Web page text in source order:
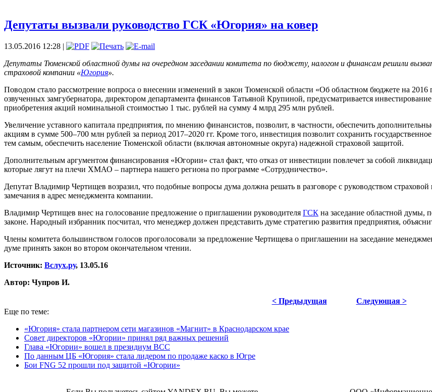
Депутаты вызвали руководство ГСК «Югория» на ковер
13.05.2016 12:28 |
Депутаты Тюменской областной думы на очередном заседании комитета по бюджету, налогом и финансам решили
страховой компании «Югория».
Поводом стало рассмотрение вопроса о внесении изменений в закон Тюменской области «Об областном бюджете на
озвученных замгубернатора, директором департамента финансов Татьяной Крупиной, предусматривается
приобретения акций номинальной стоимостью 1 тыс. рублей на сумму 4 млрд 295 млн рублей.
Увеличение уставного капитала предприятия, по мнению финансистов, позволит, в частности, обеспечить
акциям в сумме 500–700 млн рублей за период 2017–2020 гг. Кроме того, инвестиция позволит сохранить
тем самым, обеспечить население Тюменской области (включая автономные округа) надежной страховой защитой.
Дополнительным аргументом финансирования «Югории» стал факт, что отказ от инвестиции повлечет за собой
которые лягут на плечи ХМАО – партнера нашего региона по программе «Сотрудничество».
Депутат Владимир Чертищев возразил, что подобные вопросы дума должна решать в разговоре с руководством
замечания в адрес менеджмента компании.
Владимир Чертищев внес на голосование предложение о приглашении руководителя ГСК на заседание областной думы,
законе. Народный избранник посчитал, что менеджер должен представить думе стратегию развития предприятия,
Члены комитета большинством голосов проголосовали за предложение Чертищева о приглашении на заседание
думе принять закон во втором окончательном чтении.
Источник: Вслух.ру, 13.05.16
Автор: Чупров И.
< Предыдущая
Следующая >
Еще по теме:
«Югория» стала партнером сети магазинов «Магнит» в Краснодарском крае
Совет директоров «Югории» принял ряд важных решений
Глава «Югории» вошел в президиум ВСС
По данным ЦБ «Югория» стала лидером по продаже каско в Югре
Бои FNG 52 прошли под защитой «Югории»